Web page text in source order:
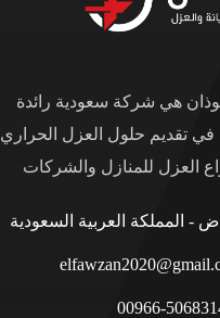
هي شركة سعودية رائدة
تقديم حلول العزل الحراري
العزل للمنازل والشركات
- المملكة العربية السعودية
00966-